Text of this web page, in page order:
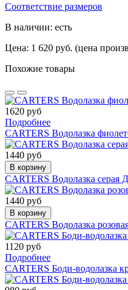
Соответствие размеров
В наличии: есть
Цена: 1 620 руб. (цена
Похожие товары
1620 руб
Подробнее
CARTERS Водолазка
1440 руб
В корзину
CARTERS Водолазка серая
1440 руб
В корзину
CARTERS Водолазка
1120 руб
Подробнее
CARTERS Боди-водолазка